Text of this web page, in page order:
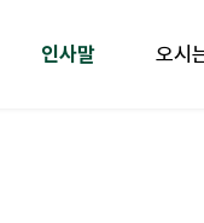
인사말 오시